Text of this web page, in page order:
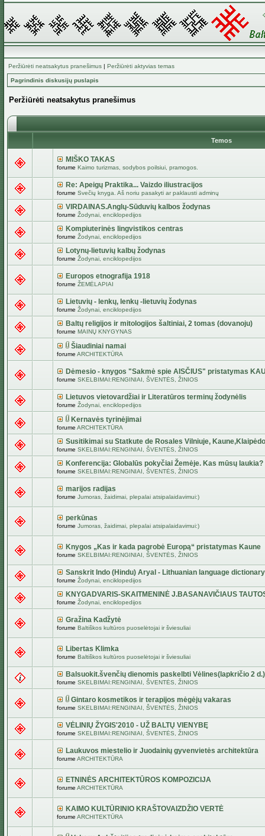
Peržiūrėti neatsakytus pranešimus | Peržiūrėti aktyvias temas
Pagrindinis diskusijų puslapis
Peržiūrėti neatsakytus pranešimus
Temos
MIŠKO TAKAS
forume Kaimo turizmas, sodybos poilsiui, pramogos.
Re: Apeigų Praktika... Vaizdo iliustracijos
forume Svečių knyga. Aš noriu pasakyti ar paklausti adminų
VIRDAINAS.Anglų-Sūduvių kalbos žodynas
forume Žodynai, enciklopedijos
Kompiuterinės lingvistikos centras
forume Žodynai, enciklopedijos
Lotynų-lietuvių kalbų žodynas
forume Žodynai, enciklopedijos
Europos etnografija 1918
forume ŽEMĖLAPIAI
Lietuvių - lenkų, lenkų -lietuvių žodynas
forume Žodynai, enciklopedijos
Baltų religijos ir mitologijos šaltiniai, 2 tomas (dovanoju)
forume MAINŲ KNYGYNAS
Šiaudiniai namai
forume ARCHITEKTŪRA
Dėmesio - knygos "Sakmė spie AISČIUS" pristatymas
forume SKELBIMAI:RENGINIAI, ŠVENTĖS, ŽINIOS
Lietuvos vietovardžiai ir Literatūros terminų žodynėlis
forume Žodynai, enciklopedijos
Kernavės tyrinėjimai
forume ARCHITEKTŪRA
Susitikimai su Statkute de Rosales Vilniuje,
forume SKELBIMAI:RENGINIAI, ŠVENTĖS, ŽINIOS
Konferencija: Globalūs pokyčiai Žemėje. Kas mūsų laukia?
forume SKELBIMAI:RENGINIAI, ŠVENTĖS, ŽINIOS
marijos radijas
forume Jumoras, žaidimai, plepalai atsipalaidavimui:)
perkūnas
forume Jumoras, žaidimai, plepalai atsipalaidavimui:)
Knygos „Kas ir kada pagrobė Europą“ pristatymas Kaune
forume SKELBIMAI:RENGINIAI, ŠVENTĖS, ŽINIOS
Sanskrit Indo (Hindu) Aryal - Lithuanian language dictionary
forume Žodynai, enciklopedijos
KNYGADVARIS-SKAITMENINĖ J.BASANAVIČIAUS
forume Žodynai, enciklopedijos
Gražina Kadžytė
forume Baltiškos kultūros puoselėtojai ir šviesuliai
Libertas Klimka
forume Baltiškos kultūros puoselėtojai ir šviesuliai
Balsuokit.švenčių dienomis paskelbti Vėlines(lapkričio 2 d.)
forume SKELBIMAI:RENGINIAI, ŠVENTĖS, ŽINIOS
Gintaro kosmetikos ir terapijos mėgėjų vakaras
forume SKELBIMAI:RENGINIAI, ŠVENTĖS, ŽINIOS
VĖLINIŲ ŽYGIS'2010 - UŽ BALTŲ VIENYBĘ
forume SKELBIMAI:RENGINIAI, ŠVENTĖS, ŽINIOS
Laukuvos miestelio ir Juodainių gyvenvietės architektūra
forume ARCHITEKTŪRA
ETNINĖS ARCHITEKTŪROS KOMPOZICIJA
forume ARCHITEKTŪRA
KAIMO KULTŪRINIO KRAŠTOVAIZDŽIO VERTĖ
forume ARCHITEKTŪRA